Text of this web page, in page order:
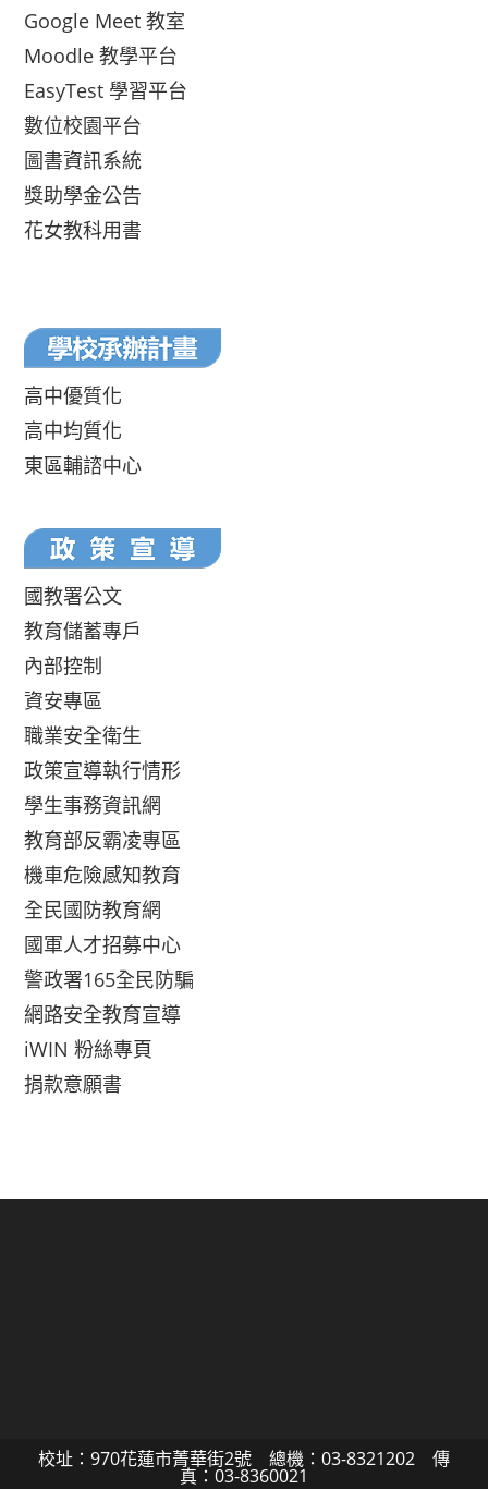
Google Meet 教室
Moodle 教學平台
EasyTest 學習平台
數位校園平台
圖書資訊系統
獎助學金公告
花女教科用書
高中優質化
高中均質化
東區輔諮中心
國教署公文
教育儲蓄專戶
內部控制
資安專區
職業安全衛生
政策宣導執行情形
學生事務資訊網
教育部反霸凌專區
機車危險感知教育
全民國防教育網
國軍人才招募中心
警政署165全民防騙
網路安全教育宣導
iWIN 粉絲專頁
捐款意願書
校址：970花蓮市菁華街2號 總機：03-8321202 傳
真：03-8360021